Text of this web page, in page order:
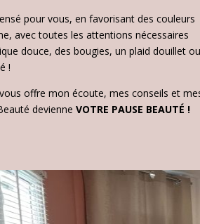
pour vous, en favorisant des couleurs
avec toutes les attentions nécessaires
douce, des bougies, un plaid douillet ou
!
offre mon écoute, mes conseils et
devienne VOTRE PAUSE BEAUTÉ !